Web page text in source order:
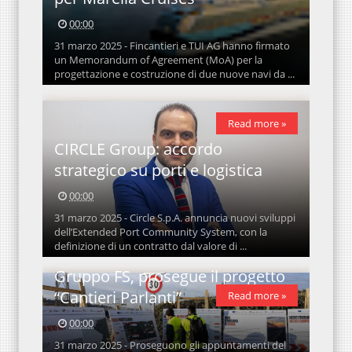
00:00
31 marzo 2025 - Fincantieri e TUI AG hanno firmato
un Memorandum of Agreement (MoA) per la
progettazione e costruzione di due nuove navi da ...
CIRCLE Group: accordo
strategico su porti e logistica
00:00
31 marzo 2025 - Circle S.p.A. annuncia nuovi sviluppi
dell’Extended Port Community System, con la
definizione di un contratto dal valore di ...
Read more »
Gruppo FS, prosegue il progetto
“Cantieri Parlanti”
00:00
31 marzo 2025 - Proseguono gli appuntamenti del
Read more »